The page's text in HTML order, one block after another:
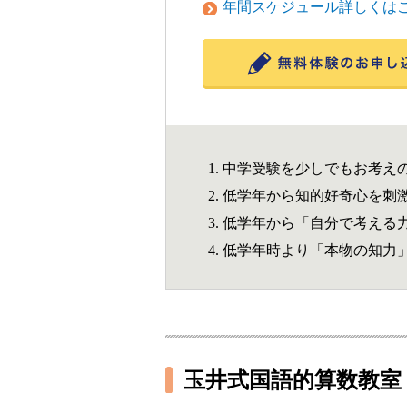
年間スケジュール詳しくは
中学受験を少しでもお考え
低学年から知的好奇心を刺
低学年から「自分で考える
低学年時より「本物の知力
玉井式国語的算数教室